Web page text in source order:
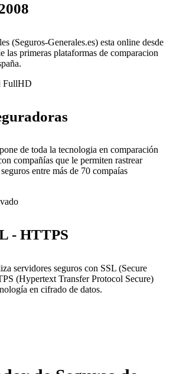
(Seguros-Generales.es) esta online desde
las primeras plataformas de comparacion
de toda la tecnologia en comparación
compañías que le permiten rastrear
entre más de 70 compaías
- HTTPS
servidores seguros con SSL (Secure
(Hypertext Transfer Protocol Secure)
en cifrado de datos.